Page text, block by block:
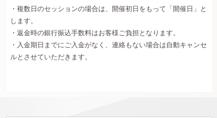
・複数日のセッションの場合は、開催初日をもって「開催日」と
します。
・返金時の銀行振込手数料はお客様ご負担となります。
・入金期日までにご入金がなく、連絡もない場合は自動キャンセ
ルとさせていただきます。